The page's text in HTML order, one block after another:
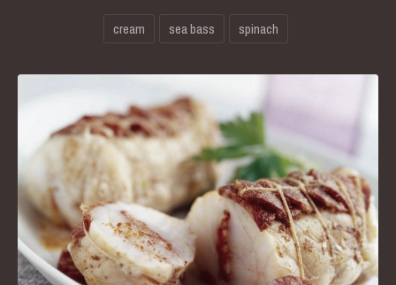
cream sea bass spinach